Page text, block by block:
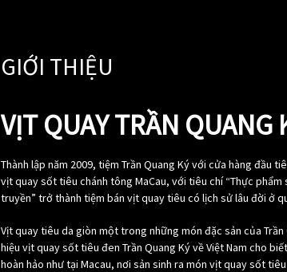
GIỚI THIỆU
VỊT QUAY TRẦN QUANG
Thành lập năm 2009, tiệm Trần Quang Ký với cửa hàng đầu
vịt quay sốt tiêu chánh tông MaCau, với tiêu chí “Thực phẩm
truyền” trở thành tiệm bán vịt quay tiêu có lịch sử lâu đời ở
Vịt quay tiêu da giòn một trong những món đặc sản của
hiệu vịt quay sốt tiêu đen Trần Quang Ký về Việt Nam cho
hoàn hảo như tại Macau, nơi sản sinh ra món vịt quay sốt